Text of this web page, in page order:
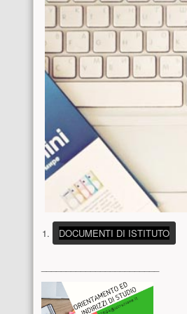
DOCUMENTI DI ISTITUTO
Menu laterale